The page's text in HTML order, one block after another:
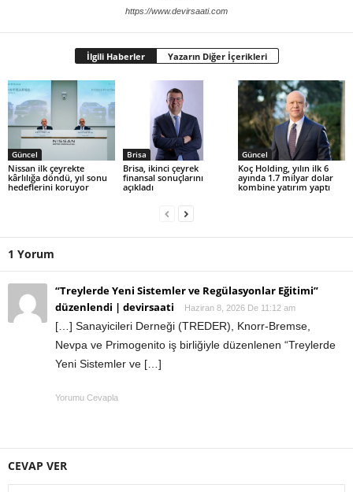
https://www.devirsaati.com
İlgili Haberler Yazarın Diğer İçerikleri
Güncel
Nissan ilk çeyrekte
kârlılığa döndü, yıl sonu
hedeflerini koruyor
Brisa
Brisa, ikinci çeyrek
finansal sonuçlarını
açıkladı
Güncel
Koç Holding, yılın ilk 6
ayında 1.7 milyar dolar
kombine yatırım yaptı
1 Yorum
“Treylerde Yeni Sistemler ve Regülasyonlar Eğitimi”
düzenlendi | devirsaati
Haziran 8, 2026 De 11:12 am
[…] Sanayicileri Derneği (TREDER), Knorr-Bremse,
Nevpa ve Primogenito iş birliğiyle düzenlenen “Treylerde
Yeni Sistemler ve […]
Yorumu Cevapla
CEVAP VER